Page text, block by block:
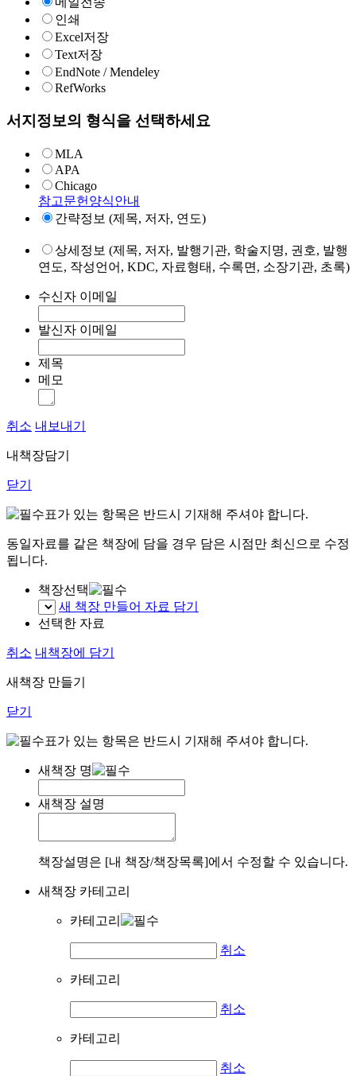
인쇄
Excel저장
Text저장
EndNote / Mendeley
RefWorks
서지정보의 형식을 선택하세요
MLA
APA
Chicago
참고문헌양식안내
간략정보 (제목, 저자, 연도)
상세정보 (제목, 저자, 발행기관, 학술지명, 권호, 발행
연도, 작성언어, KDC, 자료형태, 수록면, 소장기관, 초록)
수신자 이메일
발신자 이메일
제목
메모
취소 내보내기
내책장담기
닫기
표가 있는 항목은 반드시 기재해 주셔야 합니다.
동일자료를 같은 책장에 담을 경우 담은 시점만 최신으로 수정
됩니다.
책장선택
새 책장 만들어 자료 담기
선택한 자료
취소 내책장에 담기
새책장 만들기
닫기
표가 있는 항목은 반드시 기재해 주셔야 합니다.
새책장 명
새책장 설명
책장설명은 [내 책장/책장목록]에서 수정할 수 있습니다.
새책장 카테고리
카테고리
취소
카테고리
취소
카테고리
취소